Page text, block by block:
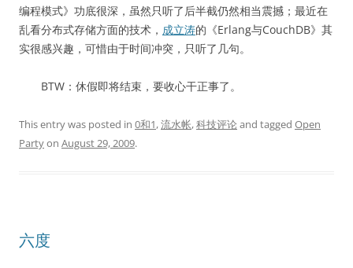
编程模式》功底很深，虽然只听了后半截仍然相当震撼；最近在
乱看分布式存储方面的技术， 成立涛的《Erlang与CouchDB》其
实很感兴趣，可惜由于时间冲突，只听了几句。
BTW：休假即将结束，要收心干正事了。
This entry was posted in 0和1,流水帐,科技评论and tagged Open
Partyon August 29, 2009.
六度